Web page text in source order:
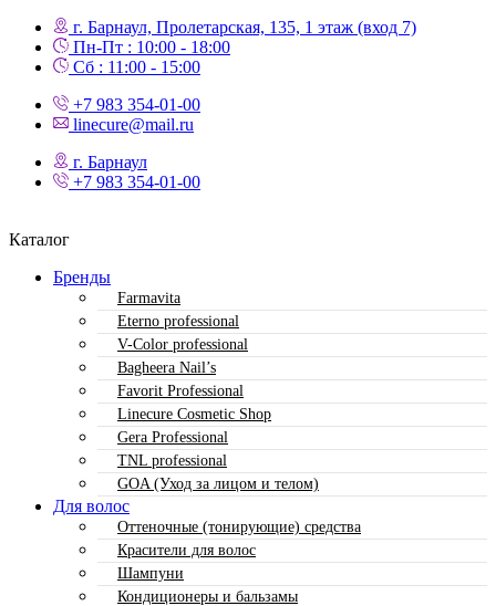
г. Барнаул, Пролетарская, 135,​ 1 этаж (вход 7)
Пн-Пт : 10:00 - 18:00
Сб : 11:00 - 15:00
+7 983 354-01-00
linecure@mail.ru
г. Барнаул
+7 983 354-01-00
Каталог
Бренды
Farmavita
Eterno professional
V-Color professional
Bagheera Nail’s
Favorit Professional
Linecure Cosmetic Shop
Gera Professional
TNL professional
GOA (Уход за лицом и телом)
Для волос
Оттеночные (тонирующие) средства
Красители для волос
Шампуни
Кондиционеры и бальзамы